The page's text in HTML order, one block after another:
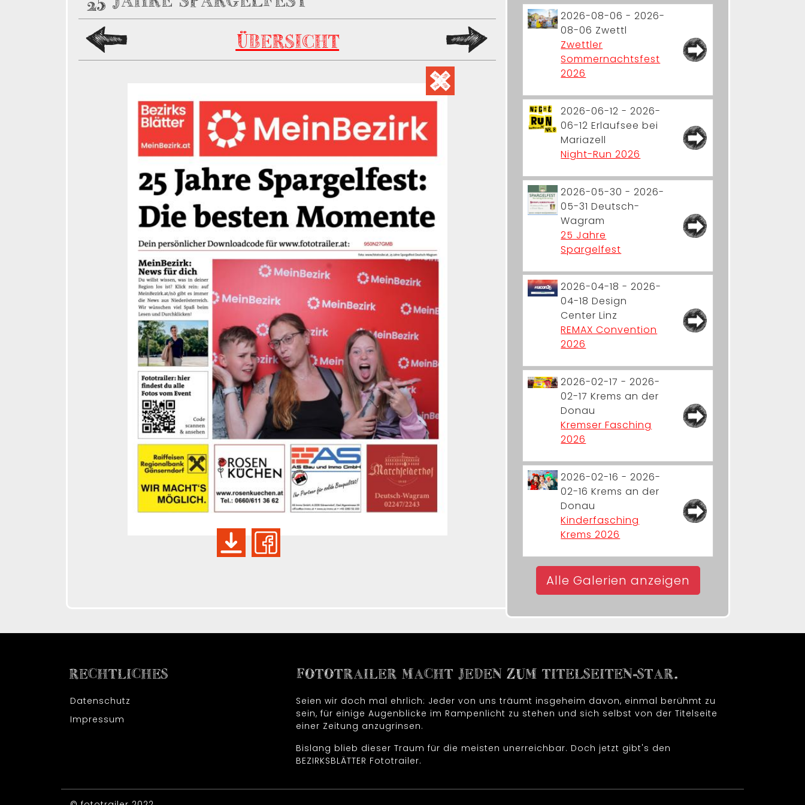
ÜBERSICHT
2026-08-06 - 2026-
08-06 Zwettl
Zwettler
Sommernachtsfest
2026
2026-06-12 - 2026-
06-12 Erlaufsee bei
Mariazell
Night-Run 2026
2026-05-30 - 2026-
05-31 Deutsch-
Wagram
25 Jahre
Spargelfest
2026-04-18 - 2026-
04-18 Design
Center Linz
REMAX Convention
2026
2026-02-17 - 2026-
02-17 Krems an der
Donau
Kremser Fasching
2026
2026-02-16 - 2026-
02-16 Krems an der
Donau
Kinderfasching
Krems 2026
Alle Galerien anzeigen
RECHTLICHES
Datenschutz
Impressum
FOTOTRAILER MACHT JEDEN ZUM TITELSEITEN-STAR.
Seien wir doch mal ehrlich: Jeder von uns träumt insgeheim davon, einmal berühmt zu
sein, für einige Augenblicke im Rampenlicht zu stehen und sich selbst von der Titelseite
einer Zeitung anzugrinsen.
Bislang blieb dieser Traum für die meisten unerreichbar. Doch jetzt gibt's den
BEZIRKSBLÄTTER Fototrailer.